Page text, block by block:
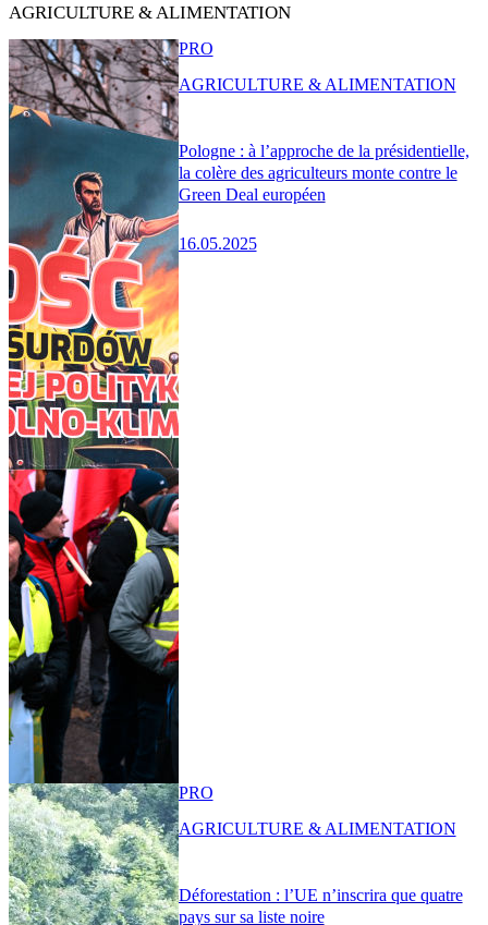
AGRICULTURE & ALIMENTATION
Pologne : à l’approche de la présidentielle,
la colère des agriculteurs monte contre le
Green Deal européen
16.05.2025
PRO
AGRICULTURE & ALIMENTATION
Déforestation : l’UE n’inscrira que quatre
pays sur sa liste noire
PRO
AGRICULTURE & ALIMENTATION